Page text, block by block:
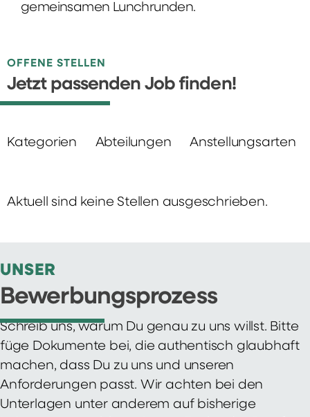
gemeinsamen Lunchrunden.
OFFENE STELLEN
Jetzt passenden Job finden!
Kategorien Abteilungen Anstellungsarten
Aktuell sind keine Stellen ausgeschrieben.
UNSER
Bewerbungsprozess
Schreib uns, warum Du genau zu uns willst. Bitte
füge Dokumente bei, die authentisch glaubhaft
machen, dass Du zu uns und unseren
Anforderungen passt. Wir achten bei den
Unterlagen unter anderem auf bisherige